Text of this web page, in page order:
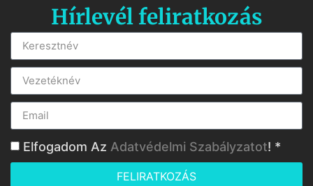
Hírlevél feliratkozás
Elfogadom Az Adatvédelmi Szabályzatot! *
FELIRATKOZÁS